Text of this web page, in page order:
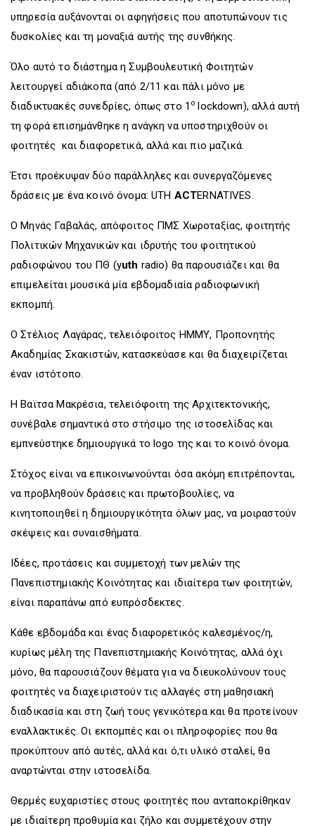
υπηρεσία αυξάνονται οι αφηγήσεις που αποτυπώνουν τις
δυσκολίες και τη μοναξιά αυτής της συνθήκης.
Όλο αυτό το διάστημα η Συμβουλευτική Φοιτητών
λειτουργεί αδιάκοπα (από 2/11 και πάλι μόνο με
διαδικτυακές συνεδρίες, όπως στο 1 ο lockdown), αλλά αυτή
τη φορά επισημάνθηκε η ανάγκη να υποστηριχθούν οι
φοιτητές και διαφορετικά, αλλά και πιο μαζικά.
Έτσι προέκυψαν δύο παράλληλες και συνεργαζόμενες
δράσεις με ένα κοινό όνομα: UTH ACTERNATIVES.
Ο Μηνάς Γαβαλάς, απόφοιτος ΠΜΣ Χωροταξίας, φοιτητής
Πολιτικών Μηχανικών και ιδρυτής του φοιτητικού
ραδιοφώνου του ΠΘ (yuth radio) θα παρουσιάζει και θα
επιμελείται μουσικά μία εβδομαδιαία ραδιοφωνική
εκπομπή.
O Στέλιος Λαγάρας, τελειόφοιτος ΗΜΜΥ, Προπονητής
Ακαδημίας Σκακιστών, κατασκεύασε και θα διαχειρίζεται
έναν ιστότοπο.
H Βαϊτσα Μακρέσια, τελειόφοιτη της Αρχιτεκτονικής,
συνέβαλε σημαντικά στο στήσιμο της ιστοσελίδας και
εμπνεύστηκε δημιουργικά το logo της και το κοινό όνομα.
Στόχος είναι να επικοινωνούνται όσα ακόμη επιτρέπονται,
να προβληθούν δράσεις και πρωτοβουλίες, να
κινητοποιηθεί η δημιουργικότητα όλων μας, να μοιραστούν
σκέψεις και συναισθήματα.
Ιδέες, προτάσεις και συμμετοχή των μελών της
Πανεπιστημιακής Κοινότητας και ιδιαίτερα των φοιτητών,
είναι παραπάνω από ευπρόσδεκτες.
Κάθε εβδομάδα και ένας διαφορετικός καλεσμένος/η,
κυρίως μέλη της Πανεπιστημιακής Κοινότητας, αλλά όχι
μόνο, θα παρουσιάζουν θέματα για να διευκολύνουν τους
φοιτητές να διαχειριστούν τις αλλαγές στη μαθησιακή
διαδικασία και στη ζωή τους γενικότερα και θα προτείνουν
εναλλακτικές. Οι εκπομπές και οι πληροφορίες που θα
προκύπτουν από αυτές, αλλά και ό,τι υλικό σταλεί, θα
αναρτώνται στην ιστοσελίδα.
Θερμές ευχαριστίες στους φοιτητές που ανταποκρίθηκαν
με ιδιαίτερη προθυμία και ζήλο και συμμετέχουν στην